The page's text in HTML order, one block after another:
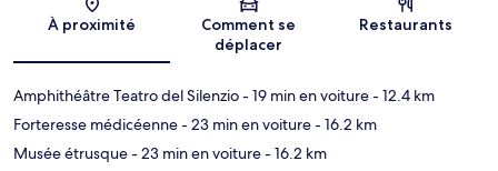
Carte
À proximité
Comment se
déplacer
Restaurants
Amphithéâtre Teatro del Silenzio- 19 min en voiture- 12.4 km
Forteresse médicéenne- 23 min en voiture- 16.2 km
Musée étrusque- 23 min en voiture- 16.2 km